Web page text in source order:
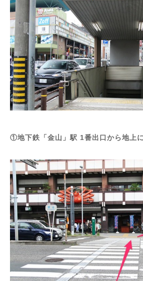
①地下鉄「金山」駅 1番出口から地上